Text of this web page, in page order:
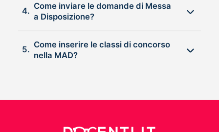
4.
Come inviare le domande di Messa
a Disposizione?
5.
Come inserire le classi di concorso
nella MAD?